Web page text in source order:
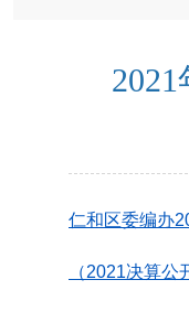
仁和区委编办
（2021决算